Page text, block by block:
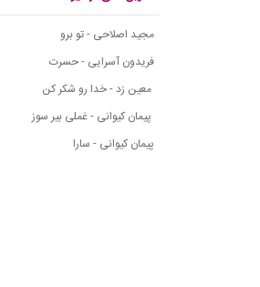
مجید اصلاحی - تو برو
فریدون آسرایی - حسرت
معین زد - خدا رو شکر کن
پیمان کیوانی - غملی بیر سوز
پیمان کیوانی - سارا